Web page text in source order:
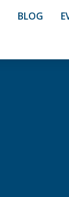
BLOG